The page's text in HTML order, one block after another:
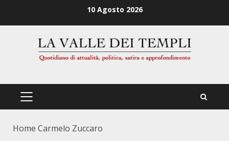
10 Agosto 2026
PRIMÄRES
Home Carmelo Zuccaro